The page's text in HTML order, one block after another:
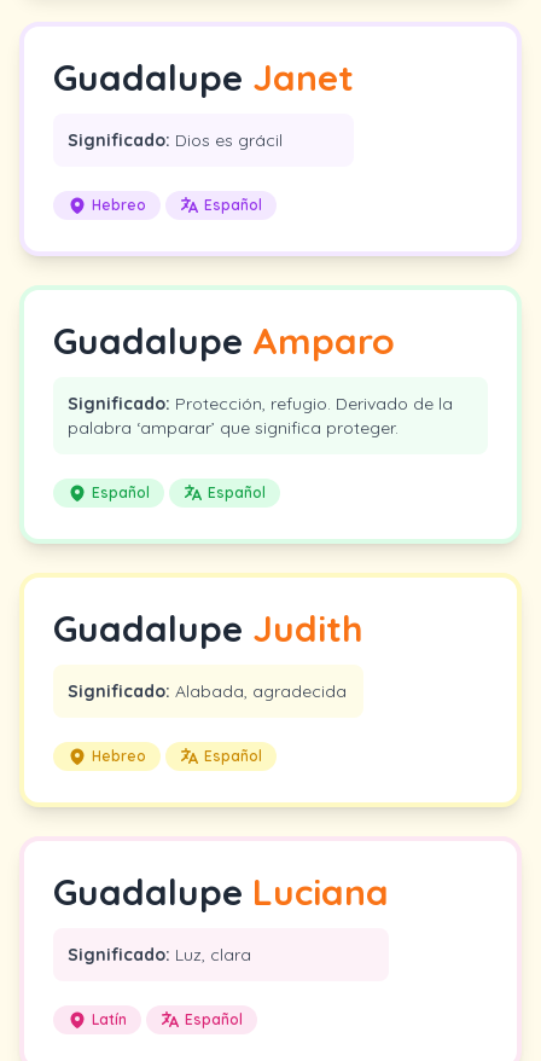
Guadalupe Janet
Significado: Dios es grácil
Hebreo Español
Guadalupe Amparo
Significado: Protección, refugio. Derivado de la
palabra ‘amparar’ que significa proteger.
Español Español
Guadalupe Judith
Significado: Alabada, agradecida
Hebreo Español
Guadalupe Luciana
Significado: Luz, clara
Latín Español